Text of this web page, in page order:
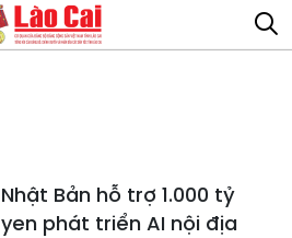
Nhật Bản hỗ trợ 1.000 tỷ
yen phát triển AI nội địa